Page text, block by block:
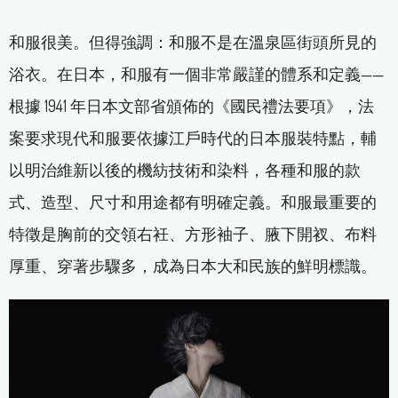
和服很美。但得強調：和服不是在溫泉區街頭所見的
浴衣。在日本，和服有一個非常嚴謹的體系和定義——
根據 1941 年日本文部省頒佈的《國民禮法要項》，法
案要求現代和服要依據江戶時代的日本服裝特點，輔
以明治維新以後的機紡技術和染料，各種和服的款
式、造型、尺寸和用途都有明確定義。和服最重要的
特徵是胸前的交領右衽、方形袖子、腋下開衩、布料
厚重、穿著步驟多，成為日本大和民族的鮮明標識。